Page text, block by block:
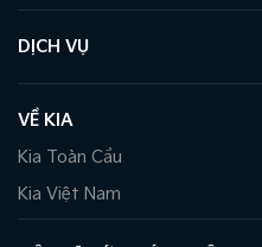
DỊCH VỤ
VỀ KIA
Kia Toàn Cầu
Kia Việt Nam